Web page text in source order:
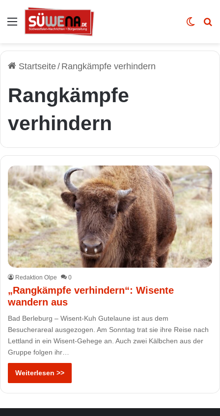
Auswahl Skin
Startseite/ Rangkämpfe verhindern
Rangkämpfe
verhindern
Redaktion Olpe 0
„Rangkämpfe verhindern“: Wisente
wandern aus
Bad Berleburg – Wisent-Kuh Gutelaune ist aus dem
Besucherareal ausgezogen. Am Sonntag trat sie ihre Reise nach
Lettland in ein Wisent-Gehege an. Auch zwei Kälbchen aus der
Gruppe folgen ihr…
Weiterlesen >>